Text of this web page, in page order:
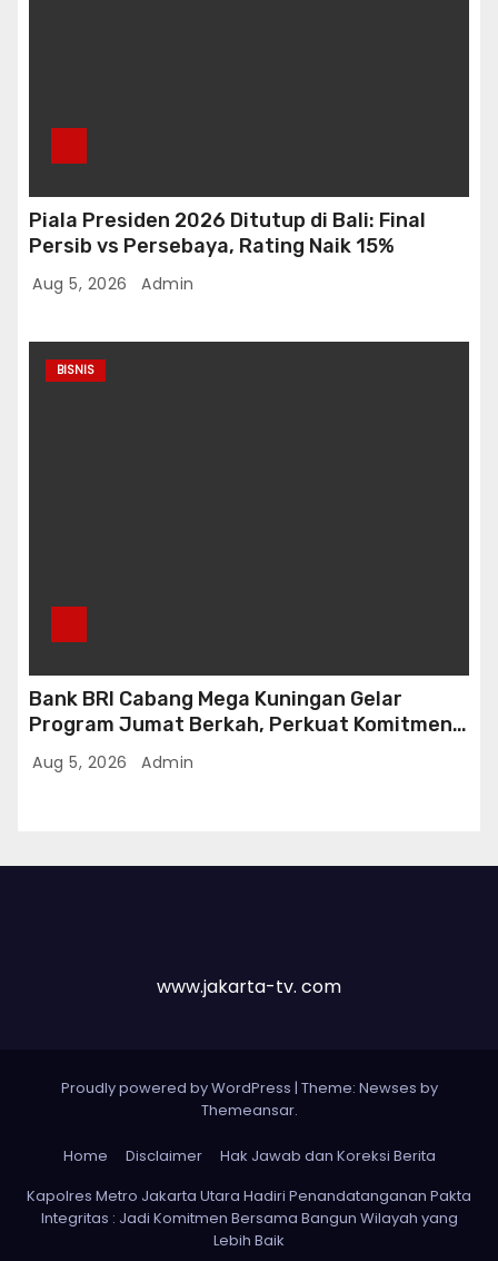
Piala Presiden 2026 Ditutup di Bali: Final
Persib vs Persebaya, Rating Naik 15%
Aug 5, 2026 Admin
BISNIS
Bank BRI Cabang Mega Kuningan Gelar
Program Jumat Berkah, Perkuat Komitmen
untuk Saling Berbagai Kepada Masyarakat
Sekitar Kawasan Mega Kuningan
Aug 5, 2026 Admin
www.jakarta-tv. com
Proudly powered by WordPress | Theme: Newses by
Themeansar.
Home Disclaimer
Hak Jawab dan Koreksi Berita
Kapolres Metro Jakarta Utara Hadiri Penandatanganan Pakta
Integritas : Jadi Komitmen Bersama Bangun Wilayah yang
Lebih Baik